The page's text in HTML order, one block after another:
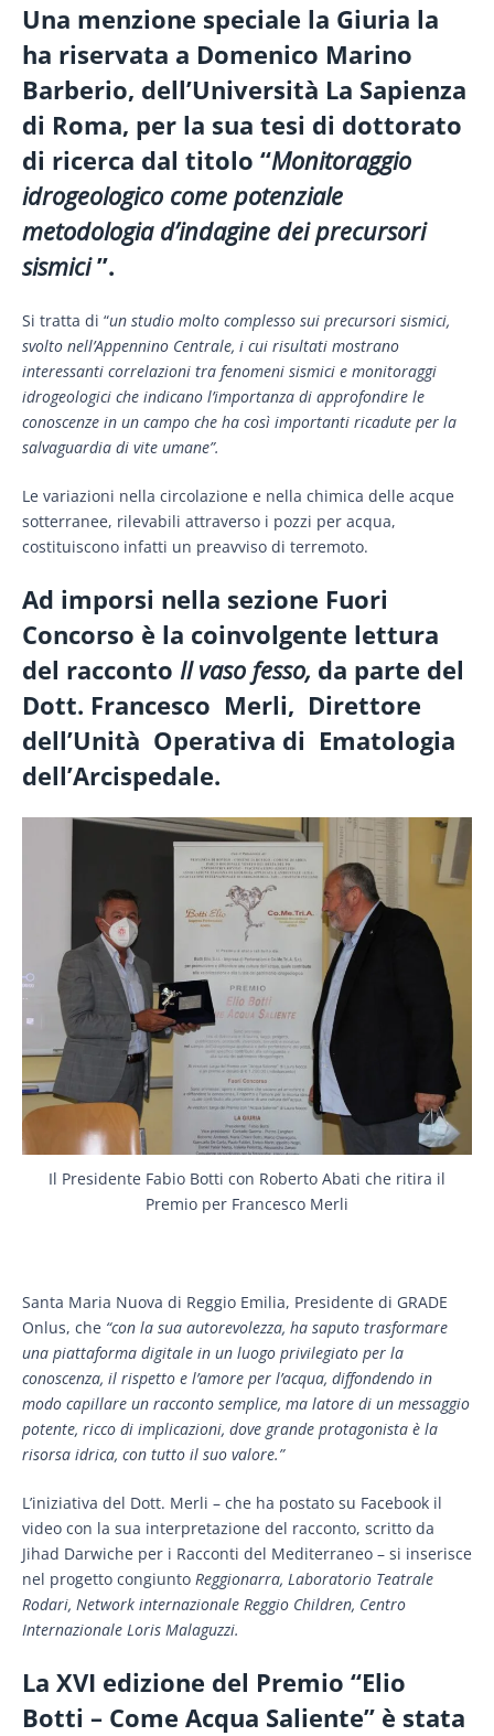
Una menzione speciale la Giuria la
ha riservata a Domenico Marino
Barberio, dell’Università La Sapienza
di Roma, per la sua tesi di dottorato
di ricerca dal titolo “Monitoraggio
idrogeologico come potenziale
metodologia d’indagine dei precursori
sismici”.
Si tratta di “un studio molto complesso sui precursori sismici,
svolto nell’Appennino Centrale, i cui risultati mostrano
interessanti correlazioni tra fenomeni sismici e monitoraggi
idrogeologici che indicano l’importanza di approfondire le
conoscenze in un campo che ha così importanti ricadute per la
salvaguardia di vite umane”.
Le variazioni nella circolazione e nella chimica delle acque
sotterranee, rilevabili attraverso i pozzi per acqua,
costituiscono infatti un preavviso di terremoto.
Ad imporsi nella sezione Fuori
Concorso è la coinvolgente lettura
del racconto Il vaso fesso, da parte del
Dott. Francesco Merli, Direttore
dell’Unità Operativa di Ematologia
dell’Arcispedale.
Il Presidente Fabio Botti con Roberto Abati che ritira il
Premio per Francesco Merli
Santa Maria Nuova di Reggio Emilia, Presidente di GRADE
Onlus, che “con la sua autorevolezza, ha saputo trasformare
una piattaforma digitale in un luogo privilegiato per la
conoscenza, il rispetto e l’amore per l’acqua, diffondendo in
modo capillare un racconto semplice, ma latore di un messaggio
potente, ricco di implicazioni, dove grande protagonista è la
risorsa idrica, con tutto il suo valore.”
L’iniziativa del Dott. Merli – che ha postato su Facebook il
video con la sua interpretazione del racconto, scritto da
Jihad Darwiche per i Racconti del Mediterraneo – si inserisce
nel progetto congiunto Reggionarra, Laboratorio Teatrale
Rodari, Network internazionale Reggio Children, Centro
Internazionale Loris Malaguzzi.
La XVI edizione del Premio “Elio
Botti – Come Acqua Saliente” è stata